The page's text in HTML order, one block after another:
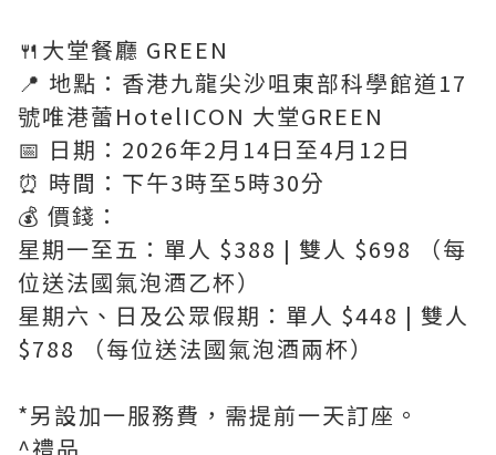
🍴大堂餐廳 GREEN
📍 地點：香港九龍尖沙咀東部科學館道17
號唯港蕾HotelICON 大堂GREEN
📅 日期：2026年2月14日至4月12日
⏰ 時間：下午3時至5時30分
💰 價錢：
星期一至五：單人 $388 | 雙人 $698 （每
位送法國氣泡酒乙杯）
星期六、日及公眾假期：單人 $448 | 雙人
$788 （每位送法國氣泡酒兩杯）
*另設加一服務費，需提前一天訂座。
^禮品